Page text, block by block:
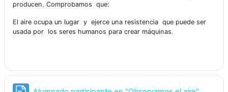
producen. Comprobamos que:
El aire ocupa un lugar y ejerce una resistencia que puede ser
usada por los seres humanos para crear máquinas.